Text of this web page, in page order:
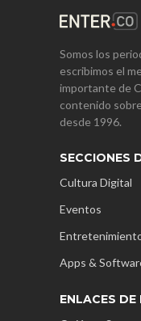
Somos los
escribimos el
importante de
contenido
desde 1996.
SECCIONES
Cultura Digital
Eventos
Apps &
ENLACES DE